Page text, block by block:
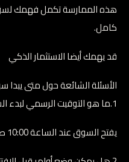
هذه الممارسة تكمل فهمك
كامل.
قد يهمك أيضا الاستثمار الذكي
الأسئلة الشائعة حول متى
1.ما هو التوقيت الرسمي لبدء السوق السعودي؟
يفتح السوق عند الساعة 10:00 صباحًا بتوقيت الرياض.